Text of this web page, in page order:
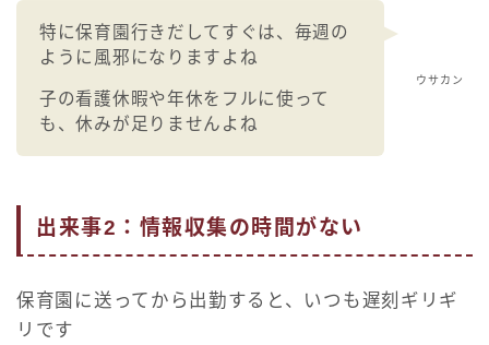
ウサカン
特に保育園行きだしてすぐは、毎週の
ように風邪になりますよね
子の看護休暇や年休をフルに使って
も、休みが足りませんよね
出来事2：情報収集の時間がない
保育園に送ってから出勤すると、いつも遅刻ギリギ
リです